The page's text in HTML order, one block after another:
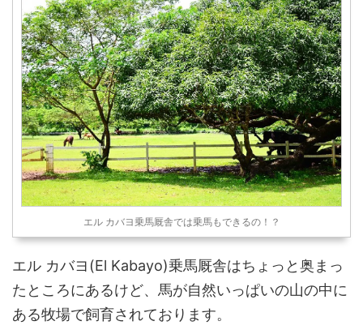
エル カバヨ乗馬厩舎では乗馬もできるの！？
エル カバヨ(El Kabayo)乗馬厩舎はちょっと奥まっ
たところにあるけど、馬が自然いっぱいの山の中に
ある牧場で飼育されております。